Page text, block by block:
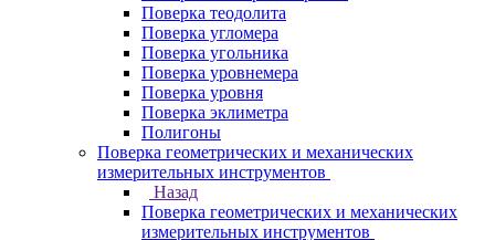
Поверка теодолита
Поверка угломера
Поверка угольника
Поверка уровнемера
Поверка уровня
Поверка эклиметра
Полигоны
Поверка геометрических и механических
измерительных инструментов
Назад
Поверка геометрических и механических
измерительных инструментов